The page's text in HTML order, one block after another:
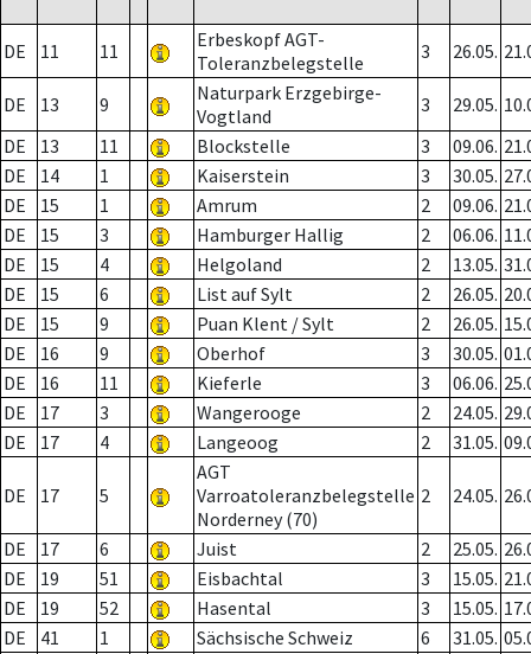
DE 11 11
Erbeskopf AGT-
Toleranzbelegstelle
3 26.05.
DE 13 9
Naturpark Erzgebirge-
Vogtland
3 29.05.
DE
13 11 Blockstelle 3 09.06.
DE
14 1 Kaiserstein 3 30.05.
DE
15 1 Amrum 2 09.06.
DE
15 3 Hamburger Hallig 2 06.06.
DE
15 4 Helgoland 2 13.05.
DE
15 6 List auf Sylt 2 26.05.
DE
15 9 Puan Klent / Sylt 2 26.05.
DE
16 9 Oberhof 3 30.05.
DE
16 11 Kieferle 3 06.06.
DE
17 3 Wangerooge 2 24.05.
DE
17 4 Langeoog 2 31.05.
DE 17 5
AGT
Varroatoleranzbelegstelle
Norderney (70)
2 24.05.
DE 17 6 Juist 2 25.05.
DE
19 51 Eisbachtal 3 15.05.
DE
19 52 Hasental 3 15.05.
DE
41 1 Sächsische Schweiz 6 31.05.